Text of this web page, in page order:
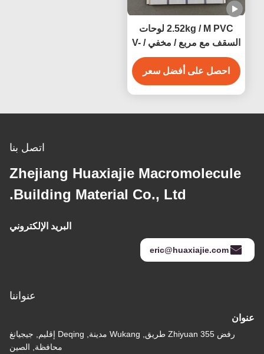
2.52kg / M PVC لوحات
السقف مع مربع / مخفي / V-
Groove Edge مقاومة
الرطوبة
احصل على أفضل سعر
اتصل بنا
Zhejiang Huaxiajie Macromolecule
Building Material Co., Ltd.
البريد الإلكتروني
eric@huaxiajie.com
عنواننا
عنوان
رفض 355 Zhiyuan طريق, Wukang مدينة, Deqing إقليم, جيجيانغ
محافظة, الصين